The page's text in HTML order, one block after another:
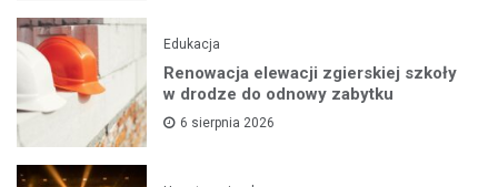
Edukacja
Renowacja elewacji zgierskiej szkoły
w drodze do odnowy zabytku
6 sierpnia 2026